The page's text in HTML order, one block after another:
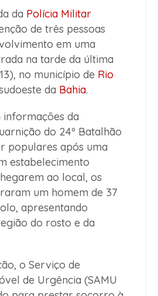
da Polícia Militar
de três pessoas
em uma
na tarde da última
no município de Rio
da Bahia.
da
do 24º Batalhão
populares após uma
estabelecimento
ao local, os
um homem de 37
apresentando
do rosto e da
o Serviço de
de Urgência (SAMU